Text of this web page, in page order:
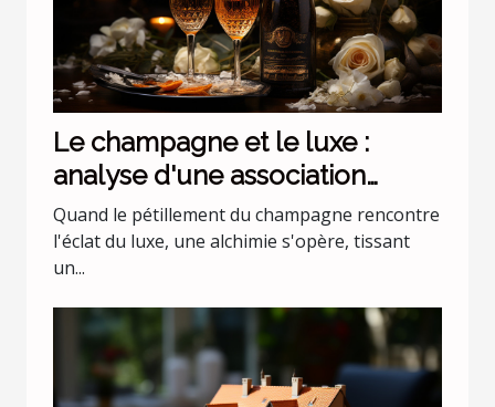
Le champagne et le luxe :
analyse d'une association
incontournable
Quand le pétillement du champagne rencontre
l'éclat du luxe, une alchimie s'opère, tissant
un...